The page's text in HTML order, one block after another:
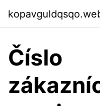
Číslo